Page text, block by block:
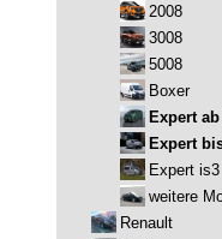
2008
3008
5008
Boxer
Expert
Expert
Expert
weitere
Renault